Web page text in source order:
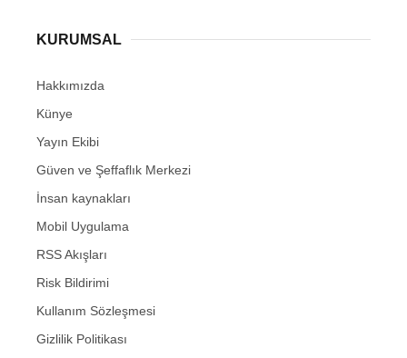
KURUMSAL
Hakkımızda
Künye
Yayın Ekibi
Güven ve Şeffaflık Merkezi
İnsan kaynakları
Mobil Uygulama
RSS Akışları
Risk Bildirimi
Kullanım Sözleşmesi
Gizlilik Politikası